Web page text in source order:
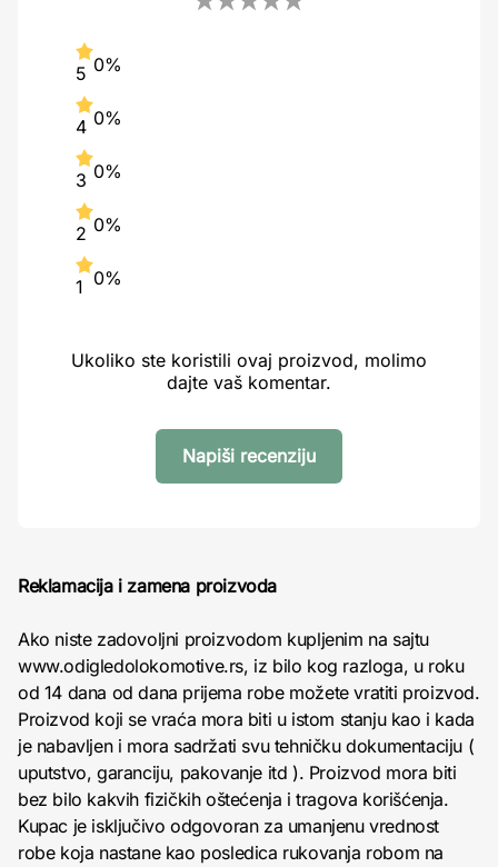
5 0%
4 0%
3 0%
2 0%
1 0%
Ukoliko ste koristili ovaj proizvod, molimo
dajte vaš komentar.
Napiši recenziju
Reklamacija i zamena proizvoda
Ako niste zadovoljni proizvodom kupljenim na sajtu
www.odigledolokomotive.rs, iz bilo kog razloga, u roku
od 14 dana od dana prijema robe možete vratiti proizvod.
Proizvod koji se vraća mora biti u istom stanju kao i kada
je nabavljen i mora sadržati svu tehničku dokumentaciju (
uputstvo, garanciju, pakovanje itd ). Proizvod mora biti
bez bilo kakvih fizičkih oštećenja i tragova korišćenja.
Kupac je isključivo odgovoran za umanjenu vrednost
robe koja nastane kao posledica rukovanja robom na